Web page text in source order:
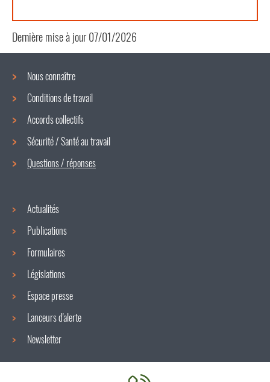
Dernière mise à jour07/01/2026
Menu
de
navigation
Nous connaître
Conditions de travail
Accords collectifs
Sécurité / Santé au travail
Questions / réponses
Actualités
Publications
Formulaires
Législations
Espace presse
Lanceurs d'alerte
Newsletter